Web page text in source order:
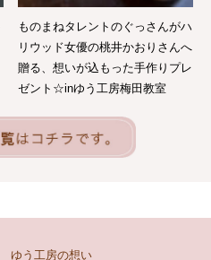
ものまねタレントのぐっさんがハ
リウッド女優の桃井かおりさんへ
贈る、想いが込もった手作りプレ
ゼント☆inゆう工房梅田教室
ゆう工房の想い